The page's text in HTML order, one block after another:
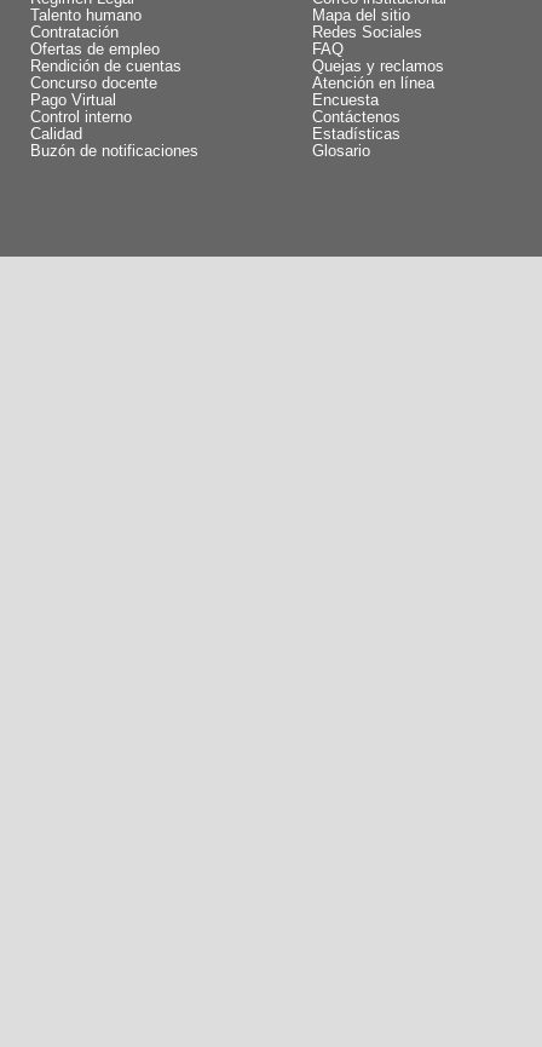
Talento humano
Contratación
Ofertas de empleo
Rendición de cuentas
Concurso docente
Pago Virtual
Control interno
Calidad
Buzón de notificaciones
Mapa del sitio
Redes Sociales
FAQ
Quejas y reclamos
Atención en línea
Encuesta
Contáctenos
Estadísticas
Glosario